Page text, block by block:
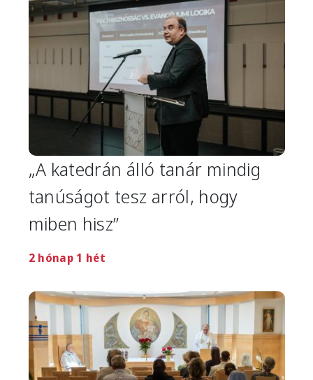
„A katedrán álló tanár mindig
tanúságot tesz arról, hogy
miben hisz”
2 hónap 1 hét
Image